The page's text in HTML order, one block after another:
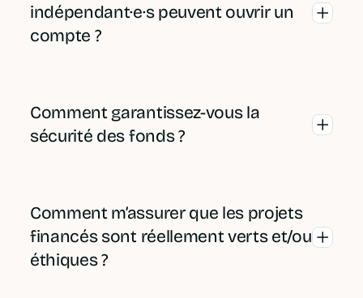
indépendant·e·s peuvent ouvrir un
compte ?
aux Indépendant·e·s, TPE & PME, et aux
Entreprises commerciales de l’Économie
Réunion, Mayotte)
Comment garantissez-vous la
sécurité des fonds ?
électronique, PPS EU, protège votre
argent par le biais d'un processus connu
sous le nom de sauvegarde. Cela signifie
Comment m’assurer que les projets
financés sont réellement verts et/ou
éthiques ?